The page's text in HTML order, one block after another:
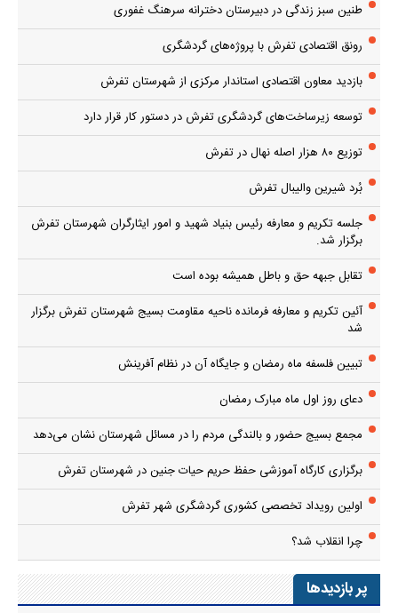
طنین سبز زندگی در دبیرستان دخترانه سرهنگ غفوری
رونق اقتصادی تفرش با پروژه‌های گردشگری
بازدید معاون اقتصادی استاندار مرکزی از شهرستان تفرش
توسعه زیرساخت‌های گردشگری تفرش در دستور کار قرار دارد
توزیع ۸۰ هزار اصله نهال در تفرش
بُرد شیرین والیبال تفرش
جلسه تکریم و معارفه رئیس بنیاد شهید و امور ایثارگران شهرستان تفرش
برگزار شد.
تقابل جبهه حق و باطل همیشه بوده است
آئین تکریم و معارفه فرمانده ناحیه مقاومت بسیج شهرستان تفرش برگزار
شد
تبیین فلسفه ماه رمضان و جایگاه آن در نظام آفرینش
دعای روز اول ماه مبارک رمضان
مجمع بسیج حضور و بالندگی مردم را در مسائل شهرستان نشان می‌دهد
برگزاری کارگاه آموزشی حفظ حریم حیات جنین در شهرستان تفرش
اولین رویداد تخصصی کشوری گردشگری شهر تفرش
چرا انقلاب شد؟
پر بازدیدها